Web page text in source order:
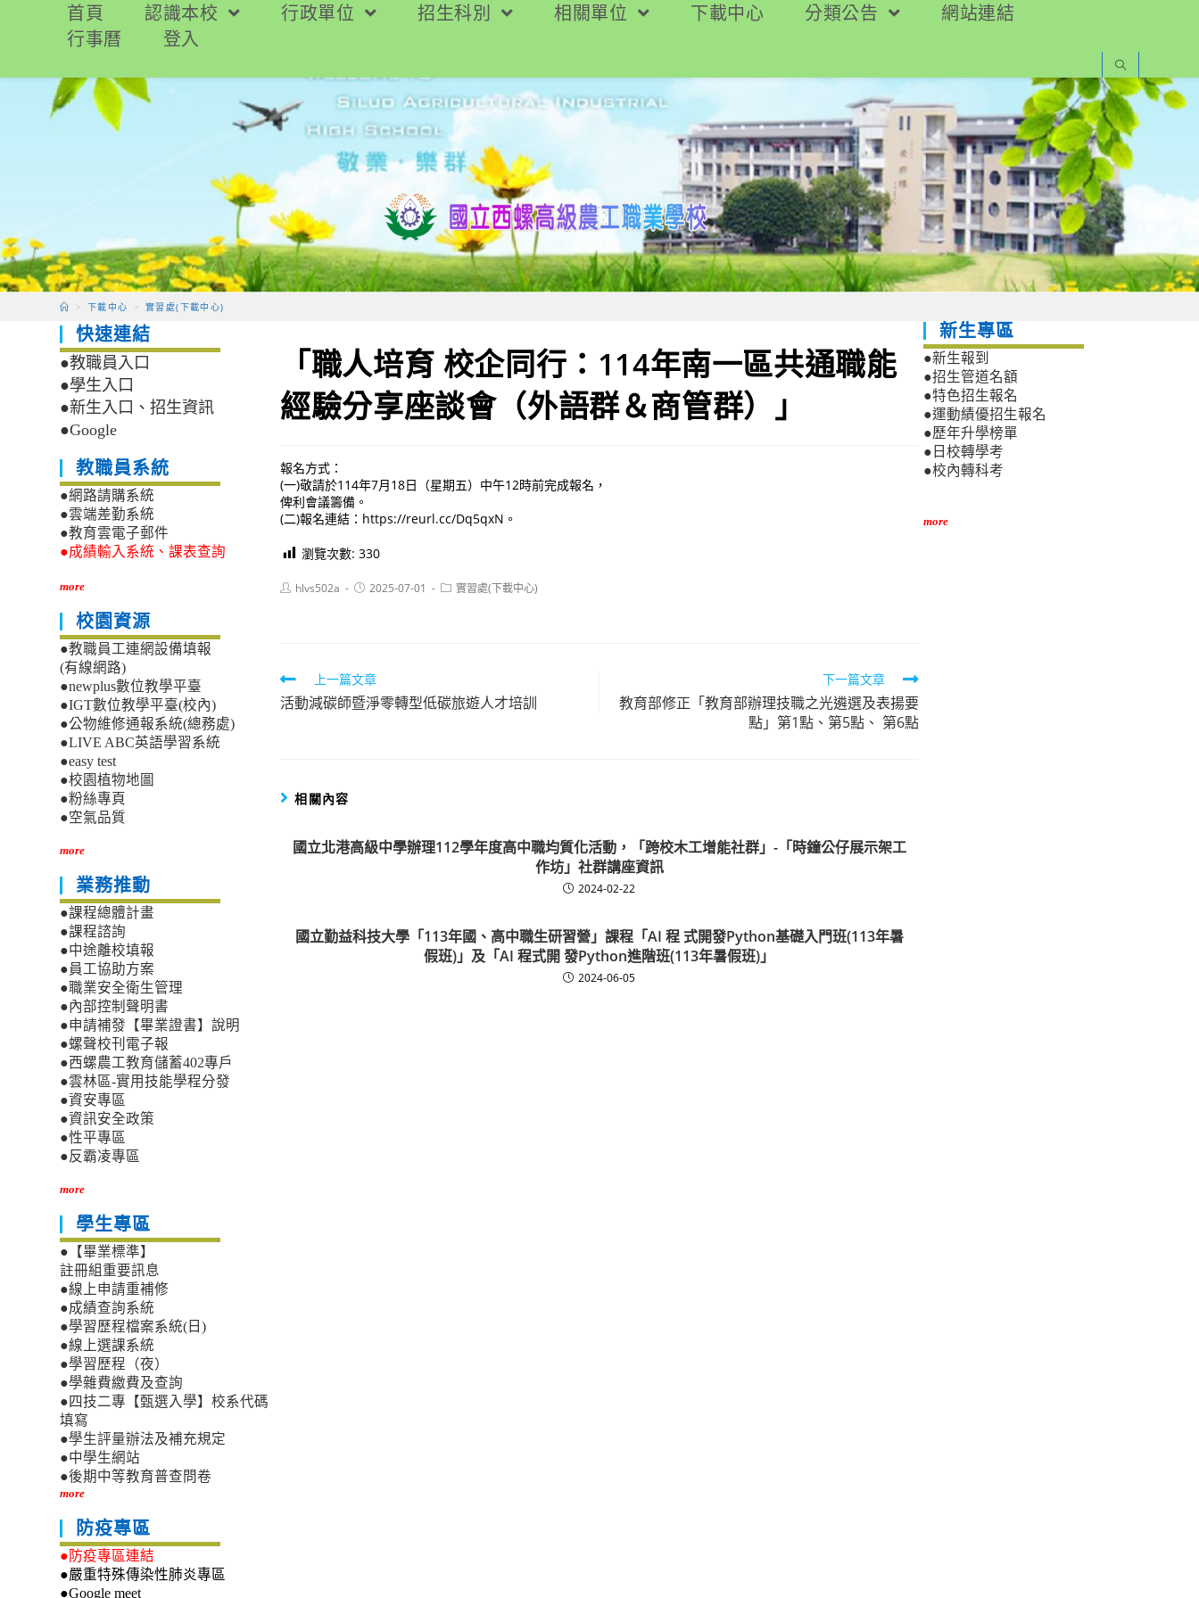
要
首頁 認識本校 行政單位 招生科別 相關單位 下載中心 分類公告
網站連結
行事曆
登入
> 下載中心 > 實習處(下載中心)
「職人培育 校企同行：114年南一區共通職能
經驗分享座談會（外語群＆商管群）」
報名方式：
(一)敬請於114年7月18日（星期五）中午12時前完成報名，
俾利會議籌備。
(二)報名連結：https://reurl.cc/Dq5qxN。
瀏覽次數: 330
Posthlvs502a
Post2025-07-01
Post實習處(下載中心)
Read
more
上一篇文章
活動減碳師暨淨零轉型低碳旅遊人才培訓
下一篇文章
教育部修正「教育部辦理技職之光遴選及表揚要
點」第1點、第5點、 第6點
相關內容
國立北港高級中學辦理112學年度高中職均質化活動，「跨校木工增能社群」-「時鐘公仔展示架工
作坊」社群講座資訊
2024-02-22
國立勤益科技大學「113年國、高中職生研習營」課程「AI 程 式開發Python基礎入門班(113年暑
假班)」及「AI 程式開 發Python進階班(113年暑假班)」
2024-06-05
快速連結
●教職員入口
●學生入口
●新生入口、招生資訊
●Google
教職員系統
●網路請購系統
●雲端差勤系統
●教育雲電子郵件
●成績輸入系統、課表查詢
more
校園資源
●教職員工連網設備填報
(有線網路)
●newplus數位教學平臺
●IGT數位教學平臺(校內)
●公物維修通報系統(總務處)
●LIVE ABC英語學習系統
●easy test
●校園植物地圖
●粉絲專頁
●空氣品質
more
業務推動
●課程總體計畫
●課程諮詢
●中途離校填報
●員工協助方案
●職業安全衛生管理
●內部控制聲明書
●申請補發【畢業證書】說明
●螺聲校刊電子報
●西螺農工教育儲蓄402專戶
●雲林區-實用技能學程分發
●資安專區
●資訊安全政策
●性平專區
●反霸凌專區
more
學生專區
●【畢業標準】
註冊組重要訊息
●線上申請重補修
●成績查詢系統
●學習歷程檔案系統(日)
●線上選課系統
●學習歷程（夜）
●學雜費繳費及查詢
●四技二專【甄選入學】校系代碼
填寫
●學生評量辦法及補充規定
●中學生網站
●後期中等教育普查問卷
more
防疫專區
●防疫專區連結
●嚴重特殊傳染性肺炎專區
●Google meet
新生專區
●新生報到
●招生管道名額
●特色招生報名
●運動績優招生報名
●歷年升學榜單
●日校轉學考
●校內轉科考
more